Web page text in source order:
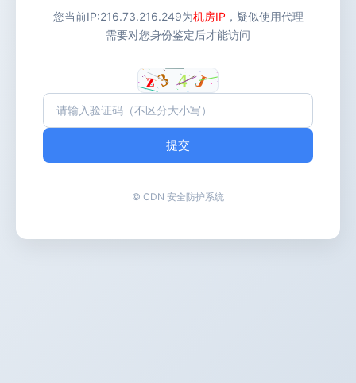
您当前IP:216.73.216.249为机房IP ，疑似使用代理
需要对您身份鉴定后才能访问
提交
© CDN 安全防护系统